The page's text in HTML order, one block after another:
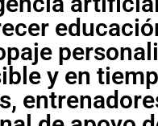
y en